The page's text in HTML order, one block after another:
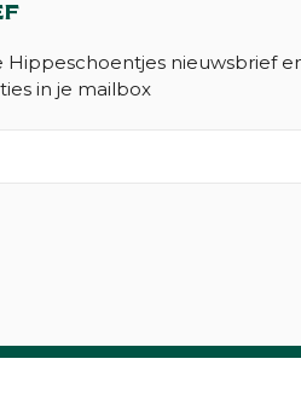
Hippeschoentjes nieuwsbrief
in je mailbox